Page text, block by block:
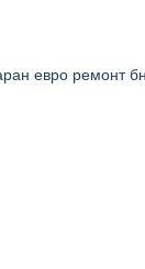
евро ремонт